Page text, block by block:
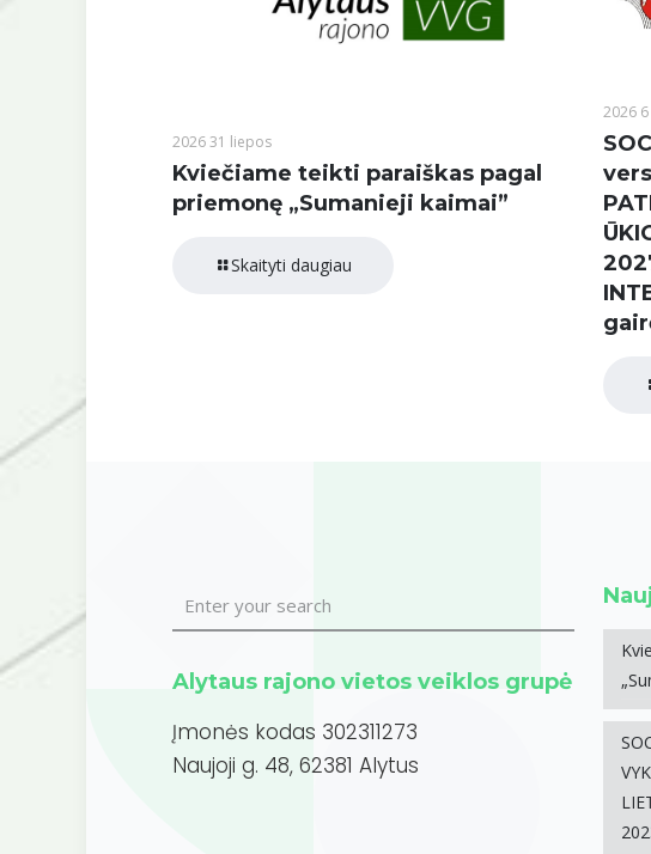
2026 31 liepos
Kviečiame teikti paraiškas pagal
priemonę „Sumanieji kaimai”
Skaityti daugiau
2026
Alytaus rajono vietos veiklos grupė
Įmonės kodas 302311273
Naujoji g. 48, 62381 Alytus